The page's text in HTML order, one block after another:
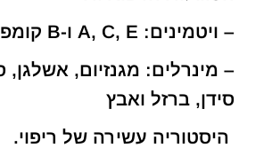
– ויטמינים: A, C, E ו-B קומפלקס
– מינרלים: מגנזיום, אשלגן,
סידן, ברזל ואבץ
היסטוריה עשירה של ריפוי.